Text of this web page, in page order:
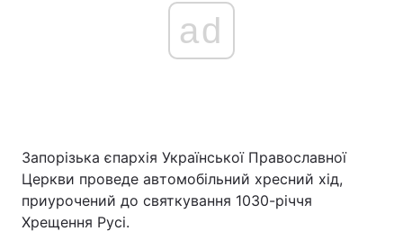
ad
Запорізька єпархія Української Православної
Церкви проведе автомобільний хресний хід,
приурочений до святкування 1030-річчя
Хрещення Русі.